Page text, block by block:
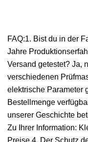
FAQ:1. Bist du in der
Jahre
Versand getestet? Ja,
verschiedenen
elektrische Parameter
Bestellmenge
unserer Geschichte
Zu Ihrer Information:
Preise.4. Der Schutz